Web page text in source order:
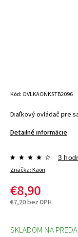
Kód: OVLKAONKSTB2096
Diaľkový ovládač pre
Detailné informácie
Značka:Kaon
3
€8,90
€7,20 bez DPH
SKLADOM NA